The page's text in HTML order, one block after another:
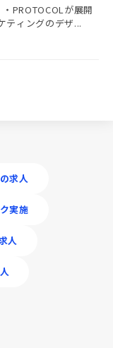
PROTOCOLが展開
ティングのデザ...
求人
実施
人